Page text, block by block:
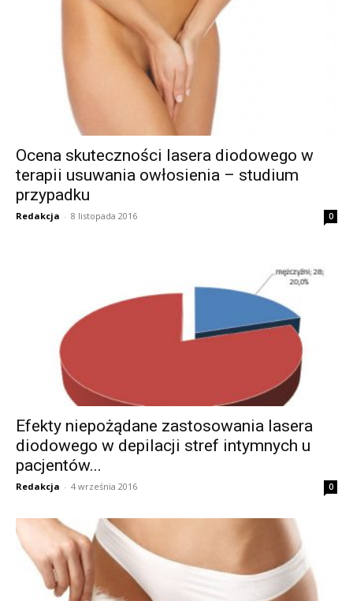
Ocena skuteczności lasera diodowego w
terapii usuwania owłosienia – studium
przypadku
Redakcja - 8 listopada 2016 0
Efekty niepożądane zastosowania lasera
diodowego w depilacji stref intymnych u
pacjentów...
Redakcja - 4 września 2016 0